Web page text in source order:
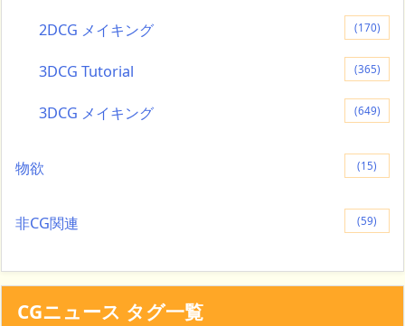
2DCG メイキング (170)
3DCG Tutorial (365)
3DCG メイキング (649)
物欲 (15)
非CG関連 (59)
CGニュース タグ一覧